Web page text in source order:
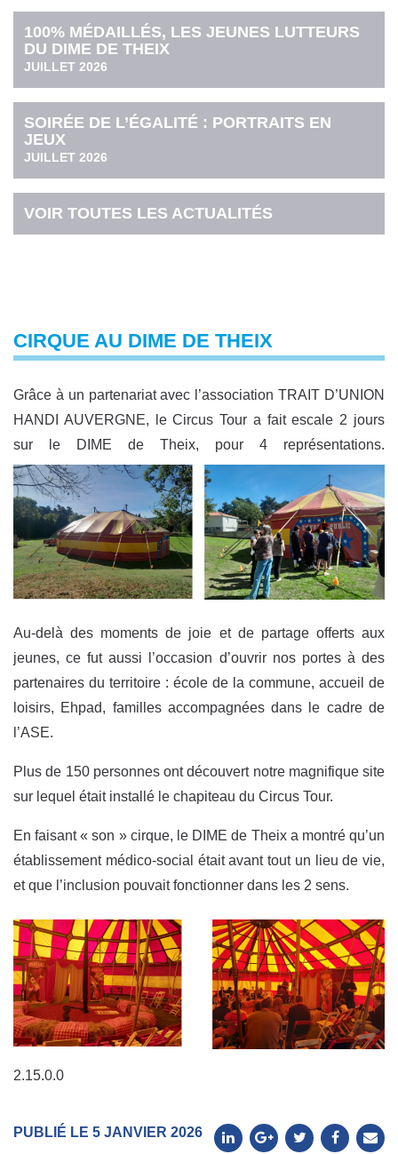
100% MÉDAILLÉS, LES JEUNES LUTTEURS
DU DIME DE THEIX
JUILLET 2026
SOIRÉE DE L’ÉGALITÉ : PORTRAITS EN
JEUX
JUILLET 2026
VOIR TOUTES LES ACTUALITÉS
CIRQUE AU DIME DE THEIX
Grâce à un partenariat avec l’association TRAIT D’UNION
HANDI AUVERGNE, le Circus Tour a fait escale 2 jours
sur le DIME de Theix, pour 4 représentations.
Au-delà des moments de joie et de partage offerts aux
jeunes, ce fut aussi l’occasion d’ouvrir nos portes à des
partenaires du territoire : école de la commune, accueil de
loisirs, Ehpad, familles accompagnées dans le cadre de
l’ASE.
Plus de 150 personnes ont découvert notre magnifique site
sur lequel était installé le chapiteau du Circus Tour.
En faisant « son » cirque, le DIME de Theix a montré qu’un
établissement médico-social était avant tout un lieu de vie,
et que l’inclusion pouvait fonctionner dans les 2 sens.
2.15.0.0
PUBLIÉ LE 5 JANVIER 2026